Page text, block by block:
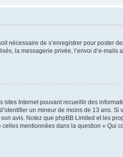
nécessaire de s’enregistrer pour poster
la messagerie privée, l’envoi d’e-mails
Internet pouvant recueillir des
un mineur de moins de 13 ans. Si
avis. Notez que phpBB Limited et les
mentionnées dans la question « Qui